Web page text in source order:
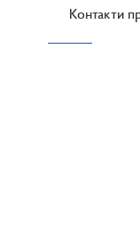
Контакти